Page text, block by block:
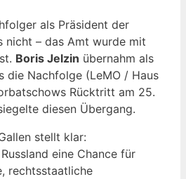
als Präsident der
nicht – das Amt wurde mit
Boris Jelzin übernahm als
die Nachfolge (LeMO / Haus
Rücktritt am 25.
diesen Übergang.
stellt klar:
eine Chance für
rechtsstaatliche